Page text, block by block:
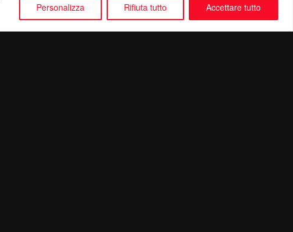
Personalizza Rifiuta tutto Accettare tutto